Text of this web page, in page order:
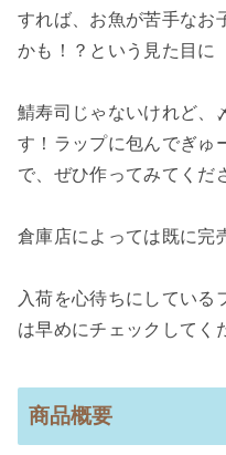
すれば、お魚が苦手なお
かも！？という見た目に
鯖寿司じゃないけれど、
す！ラップに包んでぎゅ
で、ぜひ作ってみてくだ
倉庫店によっては既に完
入荷を心待ちにしている
は早めにチェックしてく
商品概要